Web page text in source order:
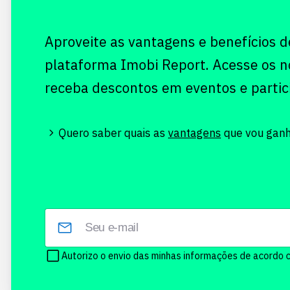
Aproveite as vantagens e benefícios
plataforma Imobi Report. Acesse os
receba descontos em eventos e
Quero saber quais as vantagens que vou
Autorizo o envio das minhas informações de acordo